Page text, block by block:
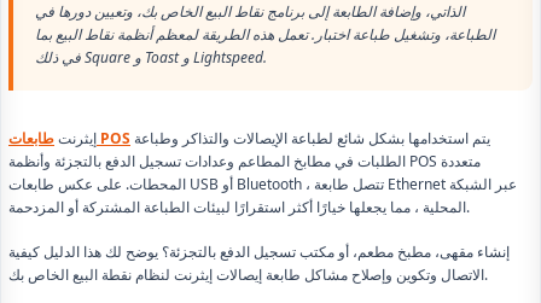
الذاتي، وإضافة الطابعة إلى برنامج نقاط البيع الخاص بك، وتعيين دورها في
الطباعة، وتشغيل طباعة اختبار. تعمل هذه الطريقة لمعظم أنظمة نقاط البيع بما
في ذلك Square و Toast و Lightspeed.
إيثرنت طابعات POS
الطلبات في مطابخ المطاعم وعدادات تسجيل الدفع بالتجزئة وأنظمة POS متعددة
المحطات. على عكس طابعات USB أو Bluetooth ، تتصل طابعة Ethernet عبر الشبكة
المحلية ، مما يجعلها خيارًا أكثر استقرارًا لبيئات الطباعة المشتركة أو المزدحمة.
إنشاء مقهى، مطبخ مطعم، أو مكتب تسجيل الدفع بالتجزئة؟ يوضح لك هذا الدليل كيفية
الاتصال وتكوين وإصلاح مشاكل طابعة إيصالات إيثرنت لنظام نقطة البيع الخاص بك.